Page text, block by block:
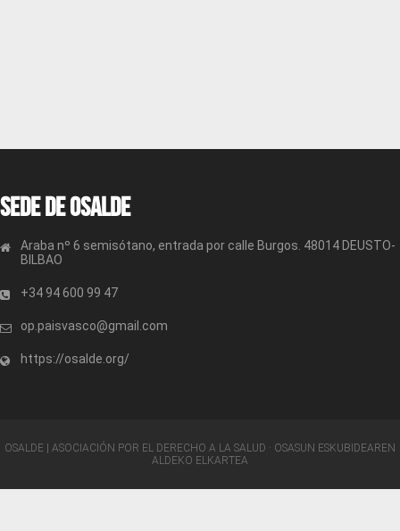
Sede de OSALDE
Araba nº 6 semisótano, entrada por calle Burgos. 48014 DEUSTO-
BILBAO
+34 94 600 99 47
op.paisvasco@gmail.com
https://osalde.org/
OSALDE | ASOCIACIÓN POR EL DERECHO A LA SALUD · OSASUN ESKUBIDEAREN
ALDEKO ELKARTEA